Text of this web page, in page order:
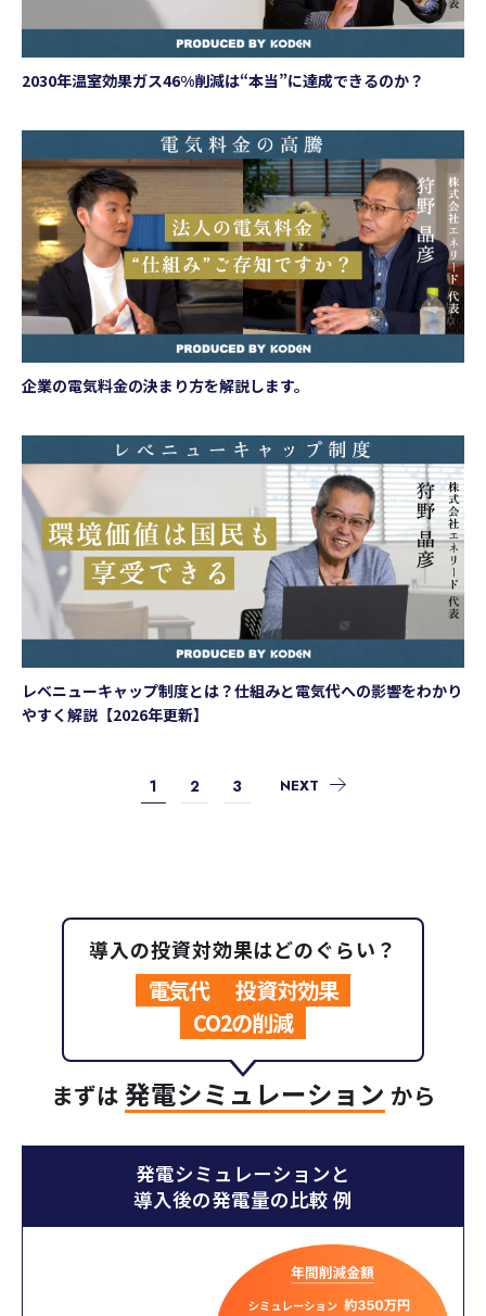
2030年温室効果ガス46%削減は“本当”に達成できるのか？
企業の電気料金の決まり方を解説します。
レベニューキャップ制度とは？仕組みと電気代への影響をわかり
やすく解説【2026年更新】
1 2 3 NEXT
導入の投資対効果はどのぐらい？
電気代
投資対効果
CO2の削減
まずは 発電シミュレーション から
発電シミュレーションと
導入後の発電量の比較 例